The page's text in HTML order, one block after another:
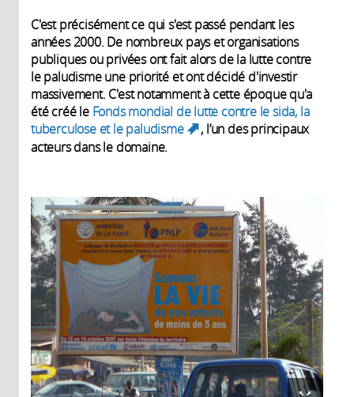
C'est précisément ce qui s'est passé pendant les
années 2000. De nombreux pays et organisations
publiques ou privées ont fait alors de la lutte contre
le paludisme une priorité et ont décidé d'investir
massivement. C'est notamment à cette époque qu'a
été créé le Fonds mondial de lutte contre le sida, la
tuberculose et le paludisme
(link is external)
, l’un des principaux
acteurs dans le domaine.